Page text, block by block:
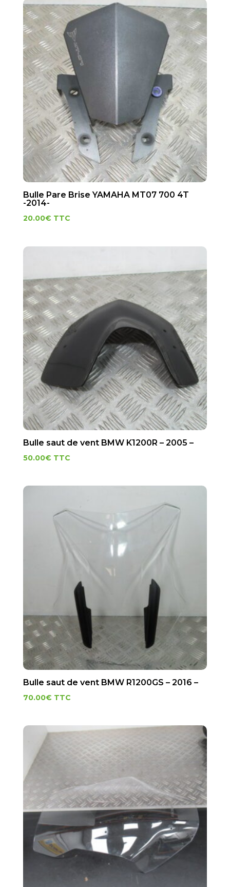
Bulle Pare Brise YAMAHA MT07 700 4T
-2014-
20.00€ TTC
Bulle saut de vent BMW K1200R – 2005 –
50.00€ TTC
Bulle saut de vent BMW R1200GS – 2016 –
70.00€ TTC